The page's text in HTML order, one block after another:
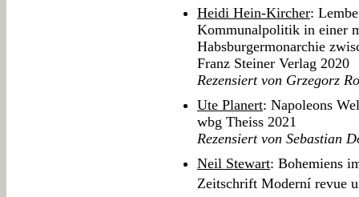
Heidi Hein-Kircher:
Kommunalpolitik in einer
Habsburgermonarchie
Franz Steiner Verlag 2020
Rezensiert von Grzegorz
Ute Planert: Napoleons
wbg Theiss 2021
Rezensiert von Sebastian
Neil Stewart: Bohemiens
Zeitschrift Moderní